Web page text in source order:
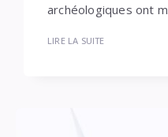
archéologiques ont
LIRE LA SUITE